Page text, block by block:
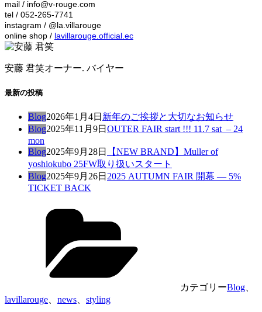
mail / info@v-rouge.com
tel / 052-265-7741
instagram / @la.villarouge
online shop / lavillarouge.official.ec
安藤 君笑オーナー. バイヤー
最新の投稿
Blog2026年1月4日 新年のご挨拶と大切なお知らせ
Blog2025年11月9日 OUTER FAIR start !!! 11.7 sat – 24
mon
Blog2025年9月28日
【NEW BRAND】Muller of
yoshiokubo 25FW取り扱いスタート
Blog2025年9月26日 2025 AUTUMN FAIR 開幕 — 5%
TICKET BACK
カテゴリーBlog
lavillarouge
news styling